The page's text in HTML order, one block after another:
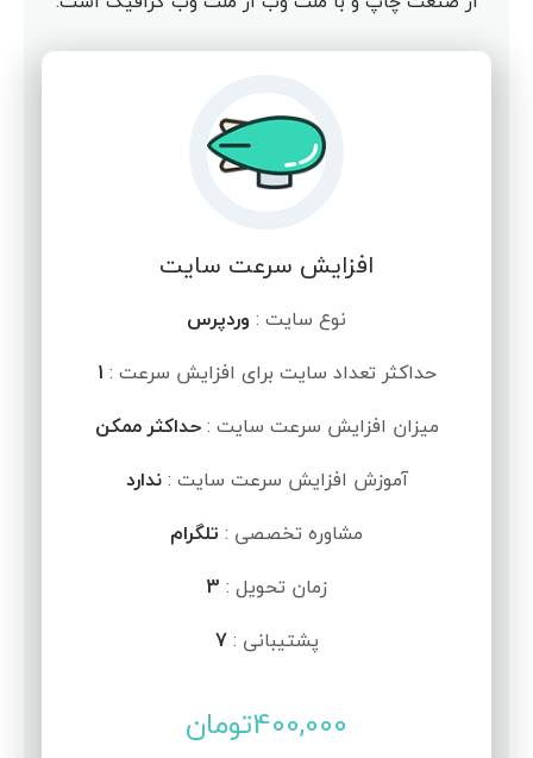
افزایش سرعت سایت
نوع سایت : وردپرس
حداکثر تعداد سایت برای افزایش سرعت : 1
میزان افزایش سرعت سایت :حداکثر ممکن
آموزش افزایش سرعت سایت :ندارد
مشاوره تخصصی : تلگرام
زمان تحویل : 3
پشتیبانی :7
400,000تومان